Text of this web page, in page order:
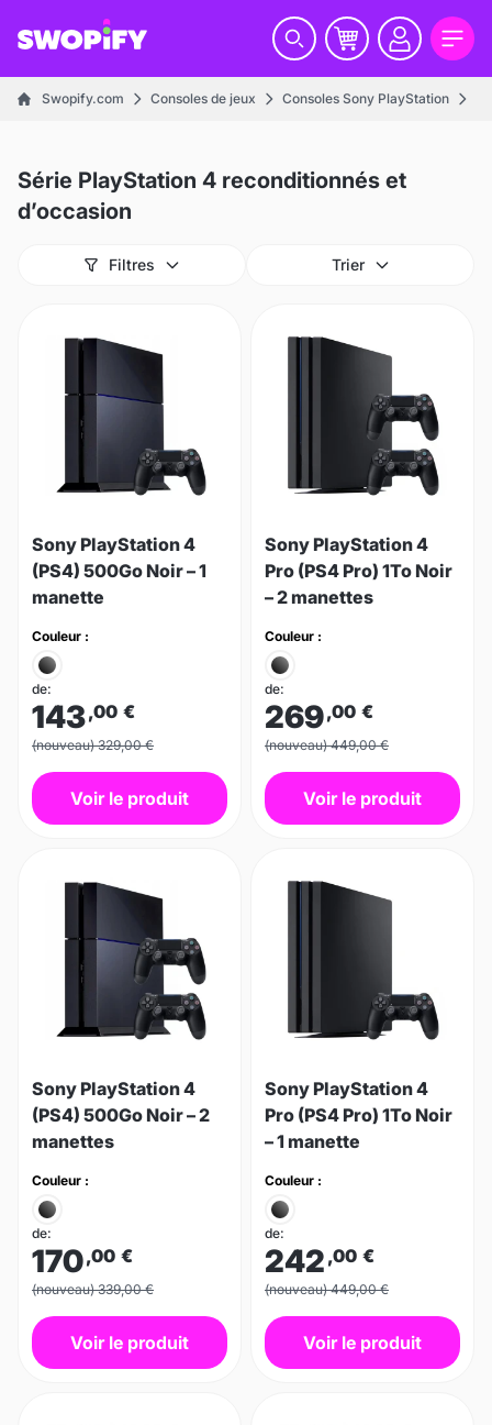
Swopify.com Consoles de jeux Consoles Sony PlayStation
Série PlayStation 4 reconditionnés et
d’occasion
Filtres Trier
Sony PlayStation 4
(PS4) 500Go Noir – 1
manette
Couleur :
de:
143,00 €
(nouveau) 329,00 €
Voir le produit
Sony PlayStation 4
Pro (PS4 Pro) 1To Noir
– 2 manettes
Couleur :
de:
269,00 €
(nouveau) 449,00 €
Voir le produit
Sony PlayStation 4
(PS4) 500Go Noir – 2
manettes
Couleur :
de:
170,00 €
(nouveau) 339,00 €
Voir le produit
Sony PlayStation 4
Pro (PS4 Pro) 1To Noir
– 1 manette
Couleur :
de:
242 ,00 €
(nouveau) 449,00 €
Voir le produit